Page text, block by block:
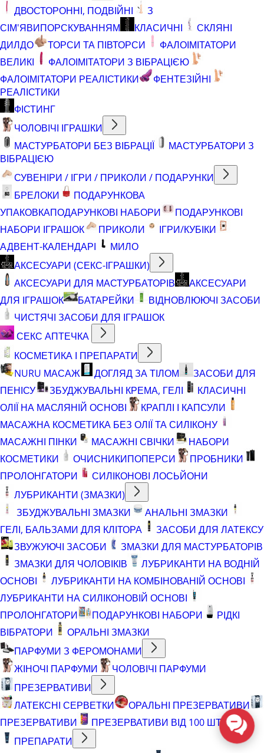
ДВОСТОРОННІ, ПОДВІЙНІ
З
СІМ'ЯВИПОРСКУВАННЯМ
КЛАСИЧНІ
СКЛЯНІ
ДИЛДО
ТОРСИ ТА ПІВТОРСИ
ФАЛОІМІТАТОРИ
ВЕЛИКІ
ФАЛОІМІТАТОРИ З ВІБРАЦІЄЮ
ФАЛОІМІТАТОРИ РЕАЛІСТИКИ
ФЕНТЕЗІЙНІ
РЕАЛІСТИКИ
ФІСТИНГ
ЧОЛОВІЧІ ІГРАШКИ
МАСТУРБАТОРИ БЕЗ ВІБРАЦІЇ
МАСТУРБАТОРИ З
ВІБРАЦІЄЮ
СУВЕНІРИ / ІГРИ / ПРИКОЛИ / ПОДАРУНКИ
БРЕЛОКИ
ПОДАРУНКОВА
УПАКОВКАПОДАРУНКОВІ НАБОРИ
ПОДАРУНКОВІ
НАБОРИ ІГРАШОК
ПРИКОЛИ
ІГРИ/КУБІКИ
АДВЕНТ-КАЛЕНДАРІ
МИЛО
АКСЕСУАРИ (СЕКС-ІГРАШКИ)
АКСЕСУАРИ ДЛЯ МАСТУРБАТОРІВ
АКСЕСУАРИ
ДЛЯ ІГРАШОК
БАТАРЕЙКИ
ВІДНОВЛЮЮЧІ ЗАСОБИ
ЧИСТЯЧІ ЗАСОБИ ДЛЯ ІГРАШОК
СЕКС АПТЕЧКА
КОСМЕТИКА І ПРЕПАРАТИ
NURU МАСАЖ
ДОГЛЯД ЗА ТІЛОМ
ЗАСОБИ ДЛЯ
ПЕНІСУ
ЗБУДЖУВАЛЬНІ КРЕМА, ГЕЛІ
КЛАСИЧНІ
ОЛІЇ НА МАСЛЯНІЙ ОСНОВІ
КРАПЛІ І КАПСУЛИ
МАСАЖНА КОСМЕТИКА БЕЗ ОЛІЇ ТА СИЛІКОНУ
МАСАЖНІ ПІНКИ
МАСАЖНІ СВІЧКИ
НАБОРИ
КОСМЕТИКИ
ОЧИСНИКИПОПЕРСИ
ПРОБНИКИ
ПРОЛОНГАТОРИ
СИЛІКОНОВІ ЛОСЬЙОНИ
ЛУБРИКАНТИ (ЗМАЗКИ)
ЗБУДЖУВАЛЬНІ ЗМАЗКИ
АНАЛЬНІ ЗМАЗКИ
ГЕЛІ, БАЛЬЗАМИ ДЛЯ КЛІТОРА
ЗАСОБИ ДЛЯ ЛАТЕКСУ
ЗВУЖУЮЧІ ЗАСОБИ
ЗМАЗКИ ДЛЯ МАСТУРБАТОРІВ
ЗМАЗКИ ДЛЯ ЧОЛОВІКІВ
ЛУБРИКАНТИ НА ВОДНІЙ
ОСНОВІ
ЛУБРИКАНТИ НА КОМБІНОВАНІЙ ОСНОВІ
ЛУБРИКАНТИ НА СИЛІКОНОВІЙ ОСНОВІ
ПРОЛОНГАТОРИ
ПОДАРУНКОВІ НАБОРИ
РІДКІ
ВІБРАТОРИ
ОРАЛЬНІ ЗМАЗКИ
ПАРФУМИ З ФЕРОМОНАМИ
ЖІНОЧІ ПАРФУМИ
ЧОЛОВІЧІ ПАРФУМИ
ПРЕЗЕРВАТИВИ
ЛАТЕКСНІ СЕРВЕТКИ
ОРАЛЬНІ ПРЕЗЕРВАТИВИ
ПРЕЗЕРВАТИВИ
ПРЕЗЕРВАТИВИ ВІД 100 ШТ
ПРЕПАРАТИ